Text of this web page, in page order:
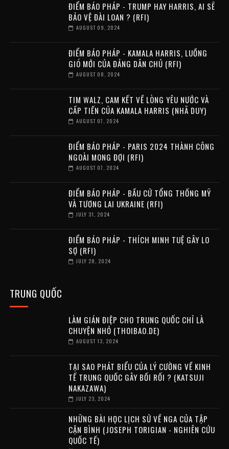
ĐIỂM BÁO PHÁP - TRUMP HAY HARRIS, AI SẼ
BẢO VỆ ĐÀI LOAN ? (RFI)
AUGUST 09, 2024
ĐIỂM BÁO PHÁP - KAMALA HARRIS, LUỒNG
GIÓ MỚI CỦA ĐẢNG DÂN CHỦ (RFI)
AUGUST 08, 2024
TIM WALZ, CAM KẾT VỀ LÒNG YÊU NƯỚC VÀ
CẤP TIẾN CỦA KAMALA HARRIS (NHÃ DUY)
AUGUST 07, 2024
ĐIỂM BÁO PHÁP - PARIS 2024 THÀNH CÔNG
NGOÀI MONG ĐỢI (RFI)
AUGUST 07, 2024
ĐIỂM BÁO PHÁP - BẦU CỬ TỔNG THỐNG MỸ
VÀ TƯƠNG LAI UKRAINE (RFI)
JULY 31, 2024
ĐIỂM BÁO PHÁP - THÍCH MINH TUỆ GÂY LO
SỢ (RFI)
JULY 28, 2024
TRUNG QUỐC
LÀM GIÁN ĐIỆP CHO TRUNG QUỐC CHỈ LÀ
CHUYỆN NHỎ (THOIBAO.DE)
AUGUST 13, 2024
TẠI SAO PHÁT BIỂU CỦA LÝ CƯỜNG VỀ KINH
TẾ TRUNG QUỐC GÂY BỐI RỐI ? (KATSUJI
NAKAZAWA)
JULY 23, 2024
NHỮNG BÀI HỌC LỊCH SỬ VỀ NGA CỦA TẬP
CẬN BÌNH (JOSEPH TORIGIAN - NGHIÊN CỨU
QUỐC TẾ)